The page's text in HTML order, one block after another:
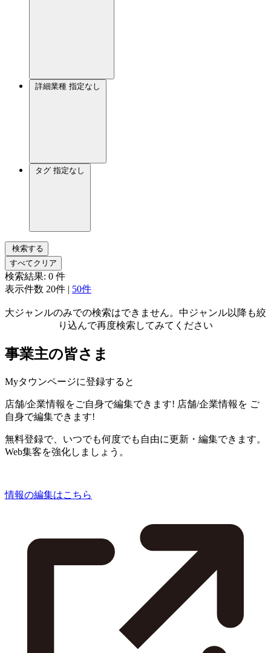
詳細業種 指定なし
タグ 指定なし
検索する
すべてクリア
検索結果: 0 件
表示件数 20件 | 50件
大ジャンルのみでの検索はできません。中ジャンル以降も絞
り込んで再度検索してみてください
事業主の皆さま
Myタウンページに登録すると
店舗/企業情報をご自身で編集できます! 店舗/企業情報を ご
自身で編集できます!
無料登録で、いつでも何度でも自由に更新・編集できます。
Web集客を強化しましょう。
情報の編集はこちら